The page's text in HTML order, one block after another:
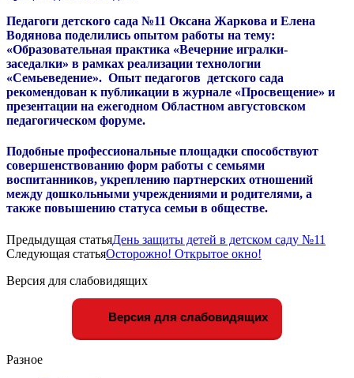
Педагоги детского сада №11 Оксана Жаркова и Елена
Водянова поделились опытом работы на тему:
«Образовательная практика «Вечерние игралки-
заседалки» в рамках реализации технологии
«Семьеведение». Опыт педагогов детского сада
рекомендован к публикации в журнале «Просвещение» и
презентации на ежегодном Областном августовском
педагогическом форуме.
Подобные профессиональные площадки способствуют
совершенствованию форм работы с семьями
воспитанников, укреплению партнерских отношений
между дошкольными учреждениями и родителями, а
также повышению статуса семьи в обществе.
Предыдущая статьяДень защиты детей в детском саду №11
Следующая статьяОсторожно! Открытое окно!
Версия для слабовидящих
Версия для слабовидящих
Разное